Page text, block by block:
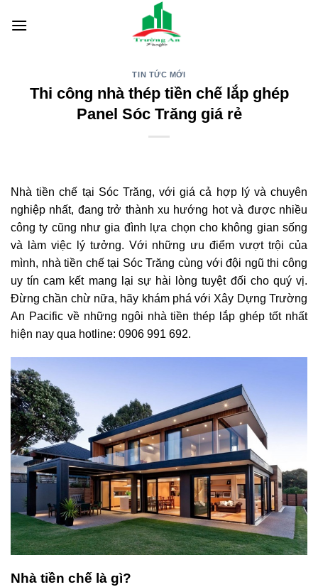
TIN TỨC MỚI
Thi công nhà thép tiền chế lắp ghép
Panel Sóc Trăng giá rẻ
Nhà tiền chế tại Sóc Trăng, với giá cả hợp lý và chuyên
nghiệp nhất, đang trở thành xu hướng hot và được nhiều
công ty cũng như gia đình lựa chọn cho không gian sống
và làm việc lý tưởng. Với những ưu điểm vượt trội của
mình, nhà tiền chế tại Sóc Trăng cùng với đội ngũ thi công
uy tín cam kết mang lại sự hài lòng tuyệt đối cho quý vị.
Đừng chần chừ nữa, hãy khám phá với Xây Dựng Trường
An Pacific về những ngôi nhà tiền thép lắp ghép tốt nhất
hiện nay qua hotline: 0906 991 692.
Nhà tiền chế là gì?